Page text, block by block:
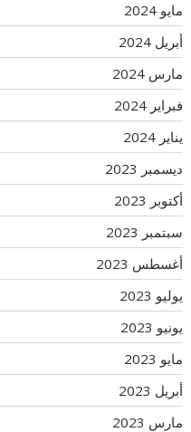
مايو 2024
أبريل 2024
مارس 2024
فبراير 2024
يناير 2024
ديسمبر 2023
أكتوبر 2023
سبتمبر 2023
أغسطس 2023
يوليو 2023
يونيو 2023
مايو 2023
أبريل 2023
مارس 2023